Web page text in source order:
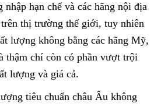
hạn chế và các hãng nội địa
thị trường thế giới, tuy nhiên
lượng không bằng các hãng Mỹ,
thậm chí còn có phần vượt trội
lượng và giá cả.
tiêu chuẩn châu Âu không